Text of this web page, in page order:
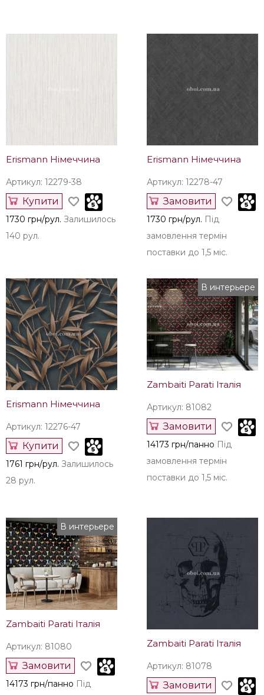
Erismann Німеччина
Артикул: 12279-38
Купити
1730 грн/рул. Залишилось
140 рул.
Erismann Німеччина
Артикул: 12278-47
Замовити
1730 грн/рул. Під
замовлення термін
поставки до 1,5 міс.
Erismann Німеччина
Артикул: 12276-47
Купити
1761 грн/рул. Залишилось
28 рул.
В интерьере
Zambaiti Parati Італія
Артикул: 81082
Замовити
14173 грн/панно Під
замовлення термін
поставки до 1,5 міс.
В интерьере
Zambaiti Parati Італія
Артикул: 81080
Замовити
14173 грн/панно Під
Zambaiti Parati Італія
Артикул: 81078
Замовити